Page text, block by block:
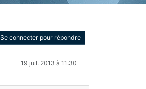
Se connecter pour répondre
19 juil. 2013 à 11:30